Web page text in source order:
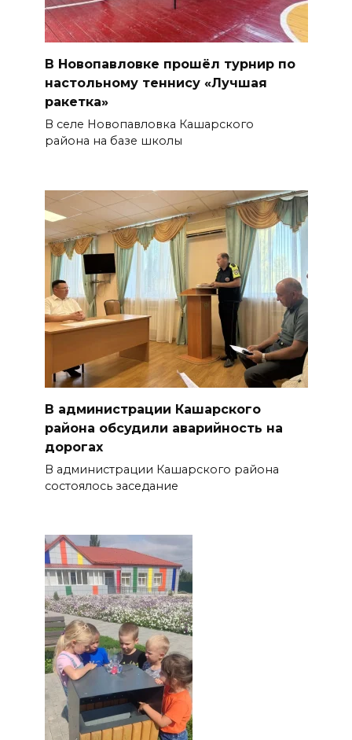
В Новопавловке прошёл турнир по
настольному теннису «Лучшая
ракетка»
В селе Новопавловка Кашарского
района на базе школы
В администрации Кашарского
района обсудили аварийность на
дорогах
В администрации Кашарского района
состоялось заседание